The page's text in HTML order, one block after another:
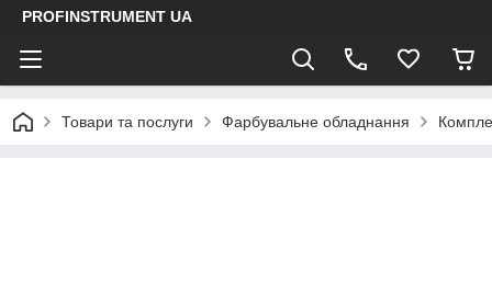
PROFINSTRUMENT UA
Товари та послуги Фарбувальне обладнання